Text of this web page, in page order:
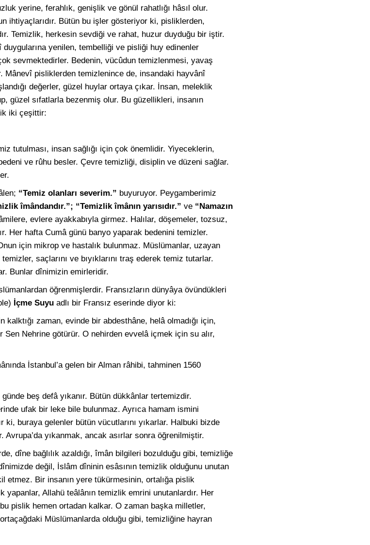
yerine, ferahlık, genişlik ve gönül rahatlığı hâsıl olur.
ihtiyaçlarıdır. Bütün bu işler gösteriyor ki, pisliklerden,
Temizlik, herkesin sevdiği ve rahat, huzur duyduğu bir iştir.
yenilen, tembelliği ve pisliği huy edinenler
sevmektedirler. Bedenin, vücûdun temizlenmesi, yavaş
pisliklerden temizlenince de, insandaki hayvânî
değerler, güzel huylar ortaya çıkar. İnsan, meleklik
güzel sıfatlarla bezenmiş olur. Bu güzellikleri, insanın
iki çeşittir:
tutulması, insan sağlığı için çok önemlidir. Yiyeceklerin,
ve rûhu besler. Çevre temizliği, disiplin ve düzeni sağlar.
“Temiz olanları severim.” buyuruyor. Peygamberimiz
îmândandır.”; “Temizlik îmânın yarısıdır.” ve “Namazın
evlere ayakkabıyla girmez. Halılar, döşemeler, tozsuz,
Her hafta Cumâ günü banyo yaparak bedenini temizler.
için mikrop ve hastalık bulunmaz. Müslümanlar, uzayan
saçlarını ve bıyıklarını traş ederek temiz tutarlar.
Bunlar dînimizin emirleridir.
öğrenmişlerdir. Fransızların dünyâya övündükleri
İçme Suyu adlı bir Fransız eserinde diyor ki:
zaman, evinde bir abdesthâne, helâ olmadığı için,
Nehrine götürür. O nehirden evvelâ içmek için su alır,
İstanbul’a gelen bir Alman râhibi, tahminen 1560
beş defâ yıkanır. Bütün dükkânlar tertemizdir.
ufak bir leke bile bulunmaz. Ayrıca hamam ismini
buraya gelenler bütün vücutlarını yıkarlar. Halbuki bizde
Avrupa’da yıkanmak, ancak asırlar sonra öğrenilmiştir.
dîne bağlılık azaldığı, îmân bilgileri bozulduğu gibi, temizliğe
değil, İslâm dîninin esâsının temizlik olduğunu unutan
Bir insanın yere tükürmesinin, ortalığa pislik
Allahü teâlânın temizlik emrini unutanlardır. Her
pislik hemen ortadan kalkar. O zaman başka milletler,
Müslümanlarda olduğu gibi, temizliğine hayran